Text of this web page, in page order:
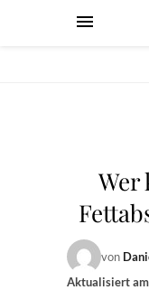
Wer
von
Aktualisiert am